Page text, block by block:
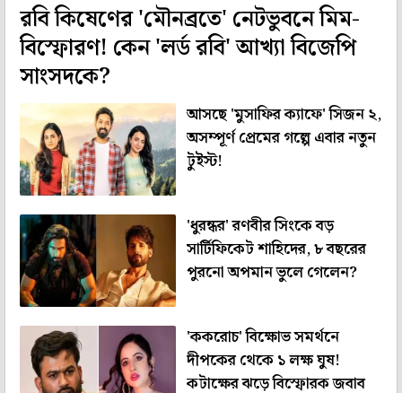
রবি কিষেণের 'মৌনব্রতে' নেটভুবনে মিম-
বিস্ফোরণ! কেন 'লর্ড রবি' আখ্যা বিজেপি
সাংসদকে?
আসছে 'মুসাফির ক্যাফে' সিজন ২,
অসম্পূর্ণ প্রেমের গল্পে এবার নতুন
টুইস্ট!
'ধুরন্ধর' রণবীর সিংকে বড়
সার্টিফিকেট শাহিদের, ৮ বছরের
পুরনো অপমান ভুলে গেলেন?
'ককরোচ' বিক্ষোভ সমর্থনে
দীপকের থেকে ১ লক্ষ ঘুষ!
কটাক্ষের ঝড়ে বিস্ফোরক জবাব